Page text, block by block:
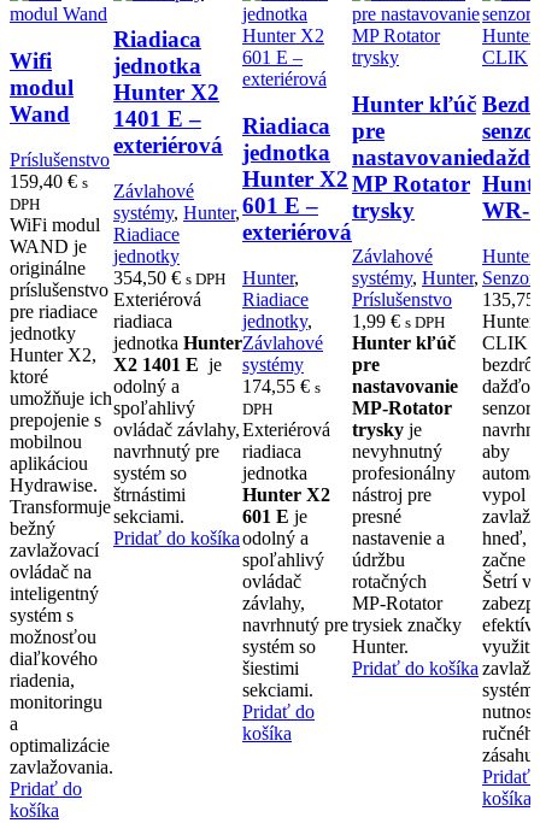
Wifi
modul
Wand
Príslušenstvo
159,40 € s
DPH
WiFi modul
WAND je
originálne
príslušenstvo
pre riadiace
jednotky
Hunter X2,
ktoré
umožňuje ich
prepojenie s
mobilnou
aplikáciou
Hydrawise.
Transformuje
bežný
zavlažovací
ovládač na
inteligentný
systém s
možnosťou
diaľkového
riadenia,
monitoringu
a
optimalizácie
zavlažovania.
Pridať do
košíka
Riadiaca
jednotka
Hunter X2
1401 E –
exteriérová
Závlahové
systémy, Hunter,
Riadiace
jednotky
354,50 € s DPH
Exteriérová
riadiaca
jednotka Hunter
X2 1401 E je
odolný a
spoľahlivý
ovládač závlahy,
navrhnutý pre
systém so
štrnástimi
sekciami.
Pridať do košíka
Riadiaca
jednotka
Hunter X2
601 E –
exteriérová
Hunter,
Riadiace
jednotky,
Závlahové
systémy
174,55 € s
DPH
Exteriérová
riadiaca
jednotka
Hunter X2
601 E je
odolný a
spoľahlivý
ovládač
závlahy,
navrhnutý pre
systém so
šiestimi
sekciami.
Pridať do
košíka
Hunter kľúč
pre
nastavovanie
MP Rotator
trysky
Závlahové
systémy, Hunter,
Príslušenstvo
1,99 € s DPH
Hunter kľúč
pre
nastavovanie
MP‑Rotator
trysky je
nevyhnutný
profesionálny
nástroj pre
presné
nastavenie a
údržbu
rotačných
MP‑Rotator
trysiek značky
Hunter.
Pridať do košíka
WR-
Hunter
135,75
CLIK
senzor
aby
vypol
hneď,
začne
Šetrí
zásahu.
Pridať
košíka